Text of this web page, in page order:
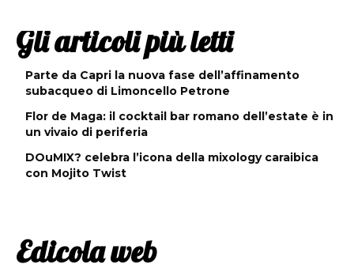
Gli articoli più letti
Parte da Capri la nuova fase dell’affinamento
subacqueo di Limoncello Petrone
Flor de Maga: il cocktail bar romano dell’estate è in
un vivaio di periferia
DOuMIX? celebra l’icona della mixology caraibica
con Mojito Twist
Edicola web